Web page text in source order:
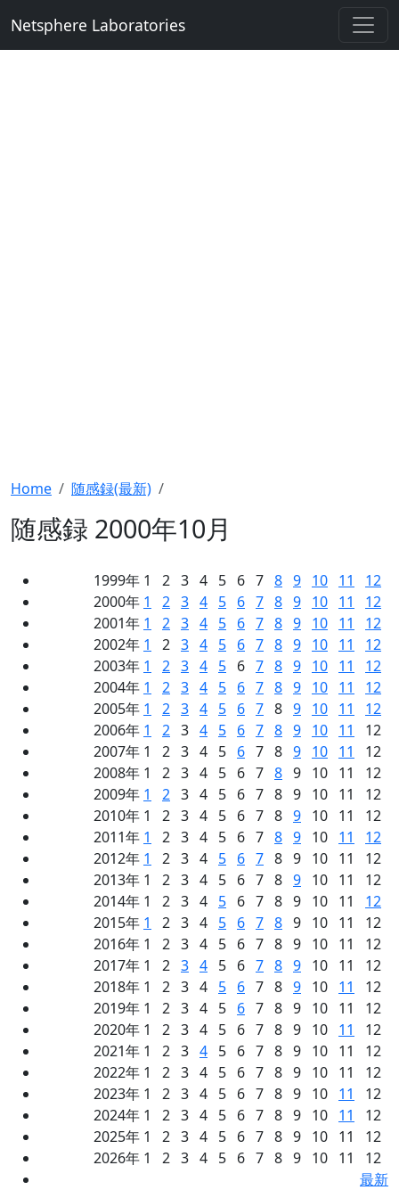
Netsphere Laboratories
Home 随感録(最新)
随感録 2000年10月
1999年 1 2 3 4 5 6 7 8 9 10 11
12
2000年 1 2 3 4 5 6 7 8 9 10 11
12
2001年 1 2 3 4 5 6 7 8 9 10 11
12
2002年 1 2 3 4 5 6 7 8 9 10 11
12
2003年 1 2 3 4 5 6 7 8 9 10 11
12
2004年 1 2 3 4 5 6 7 8 9 10 11
12
2005年 1 2 3 4 5 6 7 8 9 10 11
12
2006年 1 2 3 4 5 6 7 8 9 10 11
12
2007年 1 2 3 4 5 6 7 8 9 10 11
12
2008年 1 2 3 4 5 6 7 8 9 10 11 12
2009年 1 2 3 4 5 6 7 8 9 10 11 12
2010年 1 2 3 4 5 6 7 8 9 10 11 12
2011年 1 2 3 4 5 6 7 8 9 10 11
12
2012年 1 2 3 4 5 6 7 8 9 10 11 12
2013年 1 2 3 4 5 6 7 8 9 10 11 12
2014年 1 2 3 4 5 6 7 8 9 10 11 12
2015年 1 2 3 4 5 6 7 8 9 10 11 12
2016年 1 2 3 4 5 6 7 8 9 10 11 12
2017年 1 2 3 4 5 6 7 8 9 10 11 12
2018年 1 2 3 4 5 6 7 8 9 10 11
12
2019年 1 2 3 4 5 6 7 8 9 10 11 12
2020年 1 2 3 4 5 6 7 8 9 10 11
12
2021年 1 2 3 4 5 6 7 8 9 10 11 12
2022年 1 2 3 4 5 6 7 8 9 10 11 12
2023年 1 2 3 4 5 6 7 8 9 10 11
12
2024年 1 2 3 4 5 6 7 8 9 10 11
12
2025年 1 2 3 4 5 6 7 8 9 10 11 12
2026年 1 2 3 4 5 6 7 8 9 10 11 12
最新